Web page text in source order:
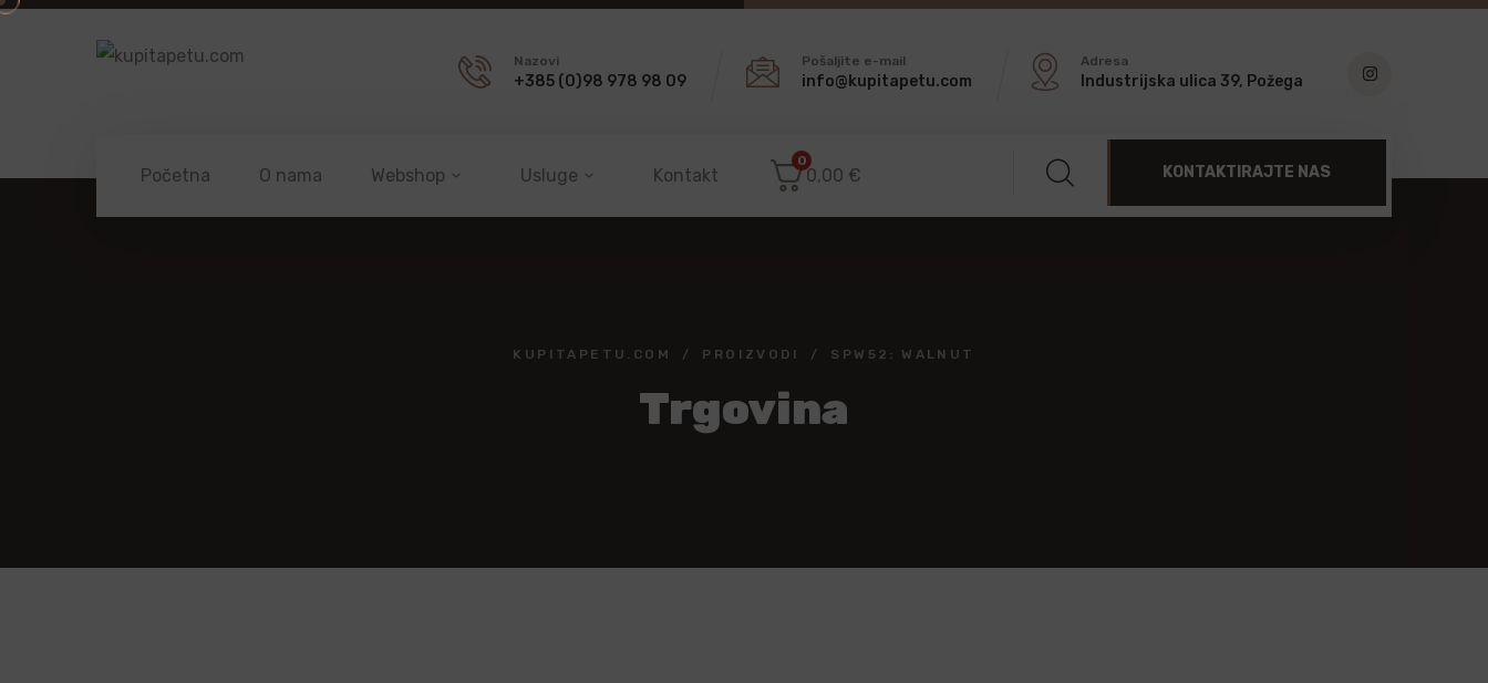
Nazovi
+385 (0)98 978 98 09
Pošaljite e-mail
info@kupitapetu.com
Adresa
Industrijska ulica 39, Požega
Početna O nama Webshop Usluge Kontakt
0
0,00 € KONTAKTIRAJTE NAS
KUPITAPETU.COM PROIZVODI SPW52: WALNUT
Trgovina